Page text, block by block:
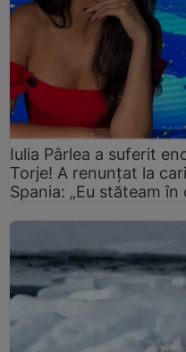
Iulia Pârlea a suferit
Torje! A renunțat la
Spania: „Eu stăteam în